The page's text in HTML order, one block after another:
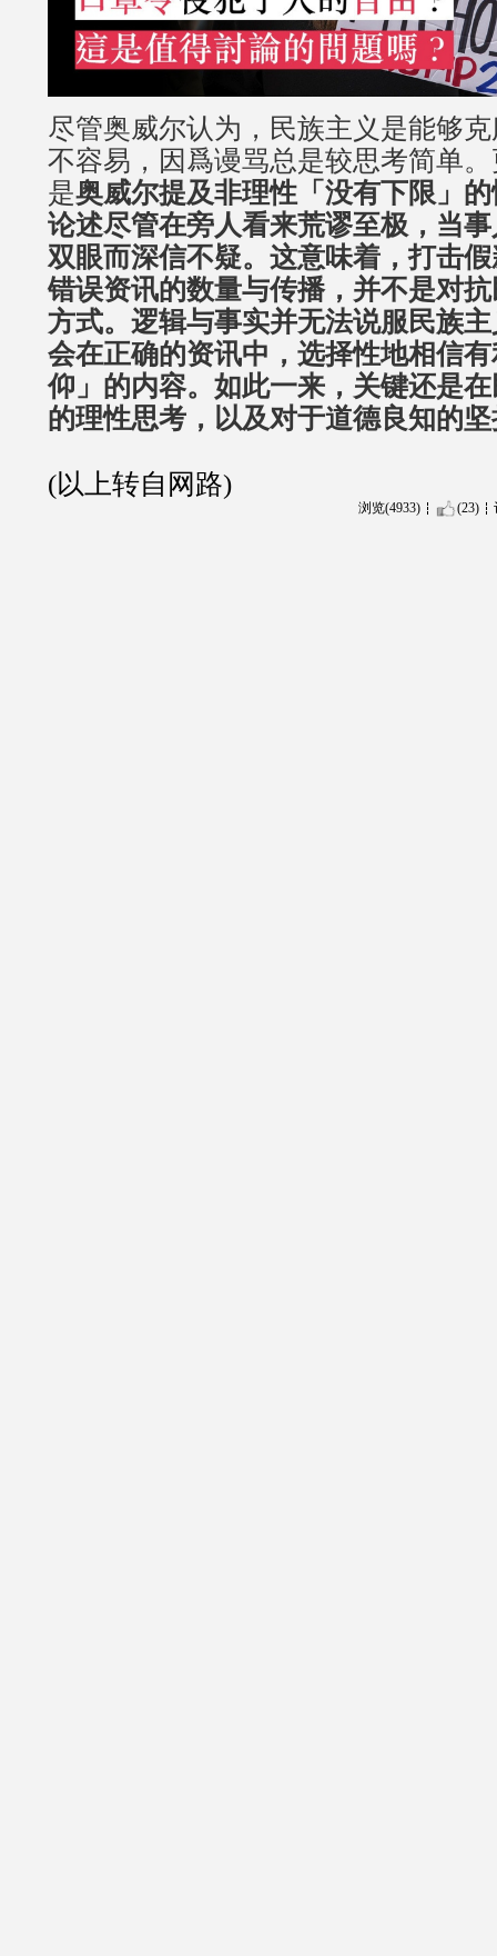
尽管奥威尔认为，民族主义是能够
不容易，因爲谩骂总是较思考简单
是奥威尔提及非理性「没有下限」
论述尽管在旁人看来荒谬至极，当
双眼而深信不疑。这意味着，打击
错误资讯的数量与传播，并不是对
方式。逻辑与事实并无法说服民族
会在正确的资讯中，选择性地相信
仰」的内容。如此一来，关键还是
的理性思考，以及对于道德良知的
(以上转自网路)
浏览(4933) (23)